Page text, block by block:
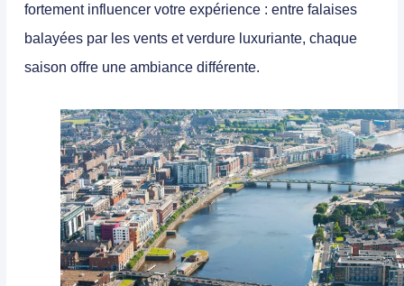
fortement influencer votre expérience : entre falaises
balayées par les vents et verdure luxuriante, chaque
saison offre une ambiance différente.